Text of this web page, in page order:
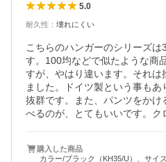
5.0
耐久性 ： 壊れにくい
こちらのハンガーのシリーズは
す。100均などで似たような商
すが、やはり違います。それは
ました。ドイツ製という事も
抜群です。また、パンツをかけ
べるのが、とてもいいです。ク
購入した商品
カラー/ブラック（KH35/U）、サイ